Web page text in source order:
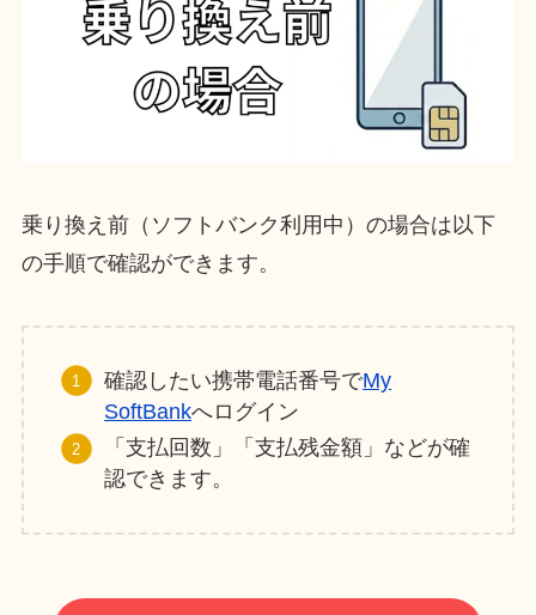
乗り換え前（ソフトバンク利用中）の場合は以下
の手順で確認ができます。
確認したい携帯電話番号でMy
SoftBankへログイン
「支払回数」「支払残金額」などが確
認できます。